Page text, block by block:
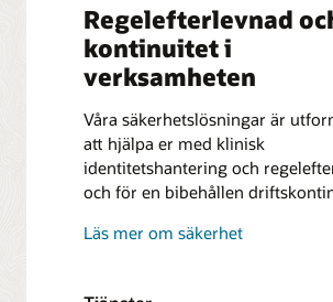
Regelefterlevnad
kontinuitet i
verksamheten
Våra säkerhetslösningar är
att hjälpa er med klinisk
identitetshantering och
och för en bibehållen
Läs mer om säkerhet